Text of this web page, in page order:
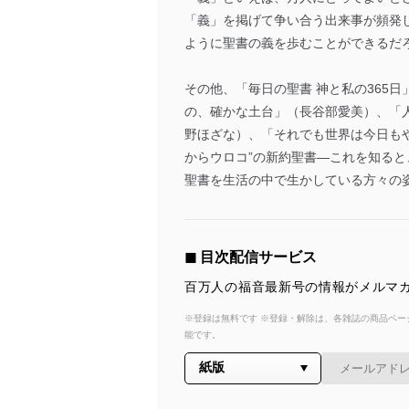
「義」を掲げて争い合う出来事が頻
ように聖書の義を歩むことができるだ
その他、「毎日の聖書 神と私の365
の、確かな土台」（長谷部愛美）、
野ほざな）、「それでも世界は今日
からウロコ”の新約聖書―これを知る
聖書を生活の中で生かしている方々の
◼︎ 目次配信サービス
百万人の福音最新号の情報がメルマ
※登録は無料です ※登録・解除は、各雑誌の商品ペー
能です。